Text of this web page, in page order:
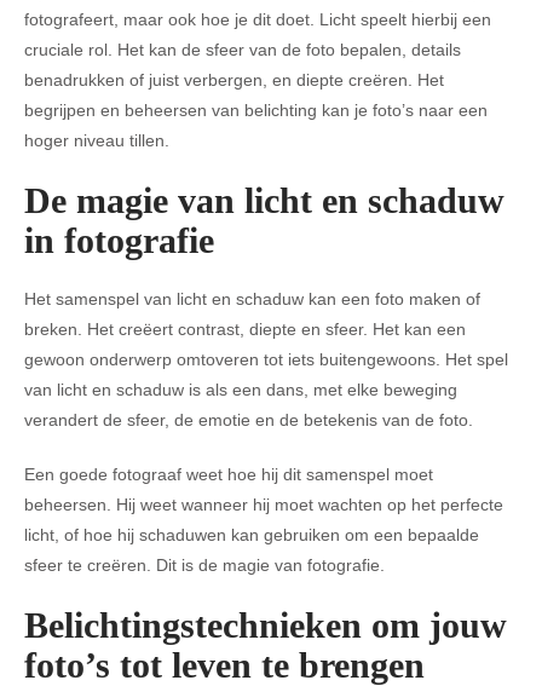
fotografeert, maar ook hoe je dit doet. Licht speelt hierbij een
cruciale rol. Het kan de sfeer van de foto bepalen, details
benadrukken of juist verbergen, en diepte creëren. Het
begrijpen en beheersen van belichting kan je foto’s naar een
hoger niveau tillen.
De magie van licht en schaduw
in fotografie
Het samenspel van licht en schaduw kan een foto maken of
breken. Het creëert contrast, diepte en sfeer. Het kan een
gewoon onderwerp omtoveren tot iets buitengewoons. Het spel
van licht en schaduw is als een dans, met elke beweging
verandert de sfeer, de emotie en de betekenis van de foto.
Een goede fotograaf weet hoe hij dit samenspel moet
beheersen. Hij weet wanneer hij moet wachten op het perfecte
licht, of hoe hij schaduwen kan gebruiken om een bepaalde
sfeer te creëren. Dit is de magie van fotografie.
Belichtingstechnieken om jouw
foto’s tot leven te brengen